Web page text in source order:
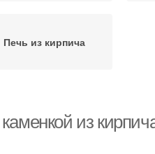
Печь из кирпича
из